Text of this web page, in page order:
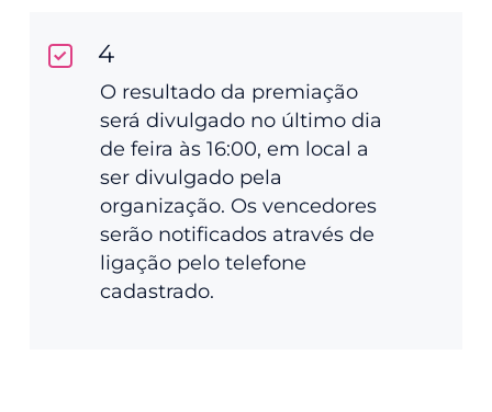
4
O resultado da premiação
será divulgado no último dia
de feira às 16:00, em local a
ser divulgado pela
organização. Os vencedores
serão notificados através de
ligação pelo telefone
cadastrado.